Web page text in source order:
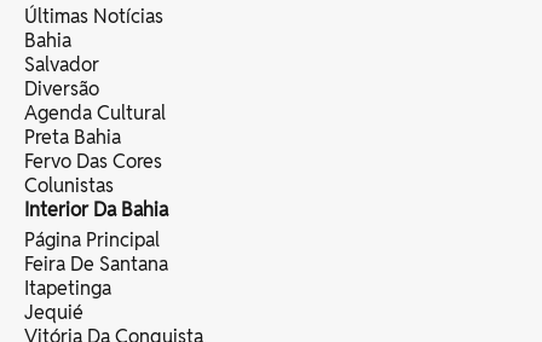
Últimas Notícias
Bahia
Salvador
Diversão
Agenda Cultural
Preta Bahia
Fervo Das Cores
Colunistas
Interior Da Bahia
Página Principal
Feira De Santana
Itapetinga
Jequié
Vitória Da Conquista